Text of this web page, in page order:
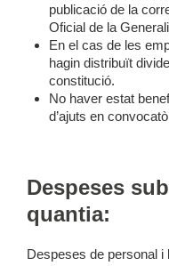
publicació de la
Oficial de la
En el cas de les
hagin distribuït
constitució.
No haver estat
d’ajuts en
Despeses
quantia:
Despeses de personal i